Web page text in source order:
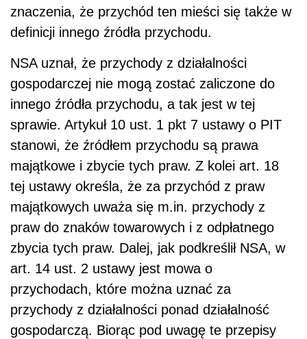
znaczenia, że przychód ten mieści się także w
definicji innego źródła przychodu.
NSA uznał, że przychody z działalności
gospodarczej nie mogą zostać zaliczone do
innego źródła przychodu, a tak jest w tej
sprawie. Artykuł 10 ust. 1 pkt 7 ustawy o PIT
stanowi, że źródłem przychodu są prawa
majątkowe i zbycie tych praw. Z kolei art. 18
tej ustawy określa, że za przychód z praw
majątkowych uważa się m.in. przychody z
praw do znaków towarowych i z odpłatnego
zbycia tych praw. Dalej, jak podkreślił NSA, w
art. 14 ust. 2 ustawy jest mowa o
przychodach, które można uznać za
przychody z działalności ponad działalność
gospodarczą. Biorąc pod uwagę te przepisy